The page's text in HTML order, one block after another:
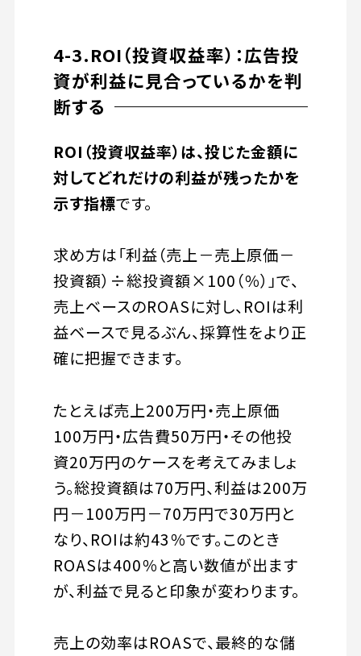
4-3.ROI（投資収益率）：広告投
資が利益に見合っているかを判
断する
ROI（投資収益率）は、投じた金額に
対してどれだけの利益が残ったかを
示す指標です。
求め方は「利益（売上－売上原価－
投資額）÷総投資額×100（％）」で、
売上ベースのROASに対し、ROIは利
益ベースで見るぶん、採算性をより正
確に把握できます。
たとえば売上200万円・売上原価
100万円・広告費50万円・その他投
資20万円のケースを考えてみましょ
う。総投資額は70万円、利益は200万
円－100万円－70万円で30万円と
なり、ROIは約43％です。このとき
ROASは400％と高い数値が出ます
が、利益で見ると印象が変わります。
売上の効率はROASで、最終的な儲